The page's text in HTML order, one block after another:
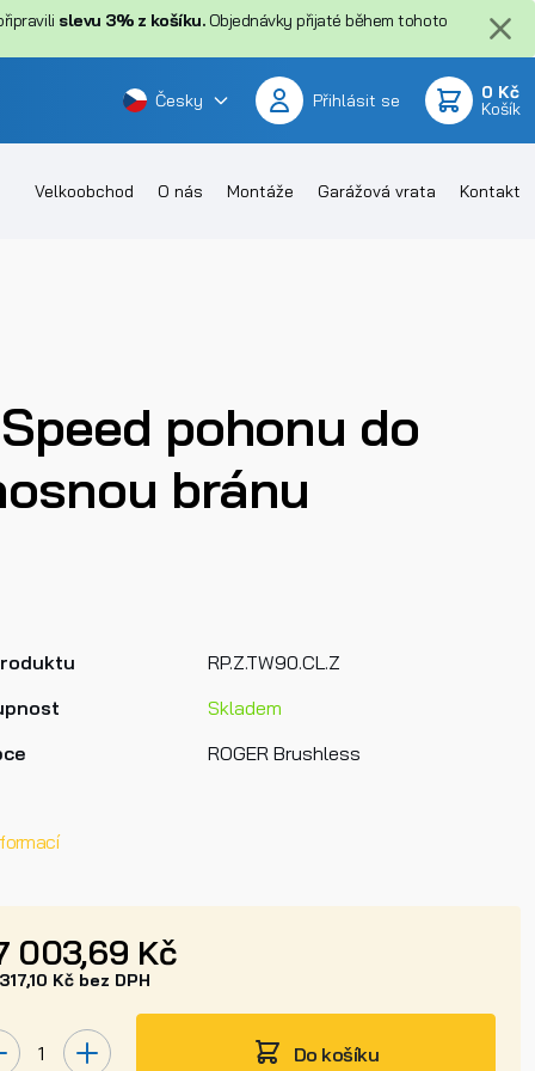
slevu 3% z košíku.Objednávky přijaté během tohoto
Česky Přihlásit se 0 Kč
Košík
Velkoobchod O nás Montáže Garážová vrata Kontakt
pohonu do
bránu
RP.Z.TW90.CL.Z
Skladem
ROGER Brushless
003,69 Kč
Kč bez DPH
Do košíku